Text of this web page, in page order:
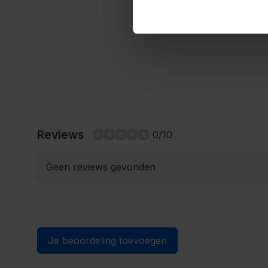
Reviews 0/10
Geen reviews gevonden
Je beoordeling toevoegen